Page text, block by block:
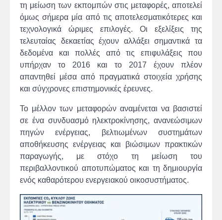
τη μείωση των εκπομπών στις μεταφορές, αποτελεί
όμως σήμερα μία από τις αποτελεσματικότερες και
τεχνολογικά ώριμες επιλογές. Οι εξελίξεις της
τελευταίας δεκαετίας έχουν αλλάξει σημαντικά τα
δεδομένα και πολλές από τις επιφυλάξεις που
υπήρχαν το 2016 και το 2017 έχουν πλέον
απαντηθεί μέσα από πραγματικά στοιχεία χρήσης
και σύγχρονες επιστημονικές έρευνες.
Το μέλλον των μεταφορών αναμένεται να βασιστεί
σε ένα συνδυασμό ηλεκτροκίνησης, ανανεώσιμων
πηγών ενέργειας, βελτιωμένων συστημάτων
αποθήκευσης ενέργειας και βιώσιμων πρακτικών
παραγωγής, με στόχο τη μείωση του
περιβαλλοντικού αποτυπώματος και τη δημιουργία
ενός καθαρότερου ενεργειακού οικοσυστήματος.